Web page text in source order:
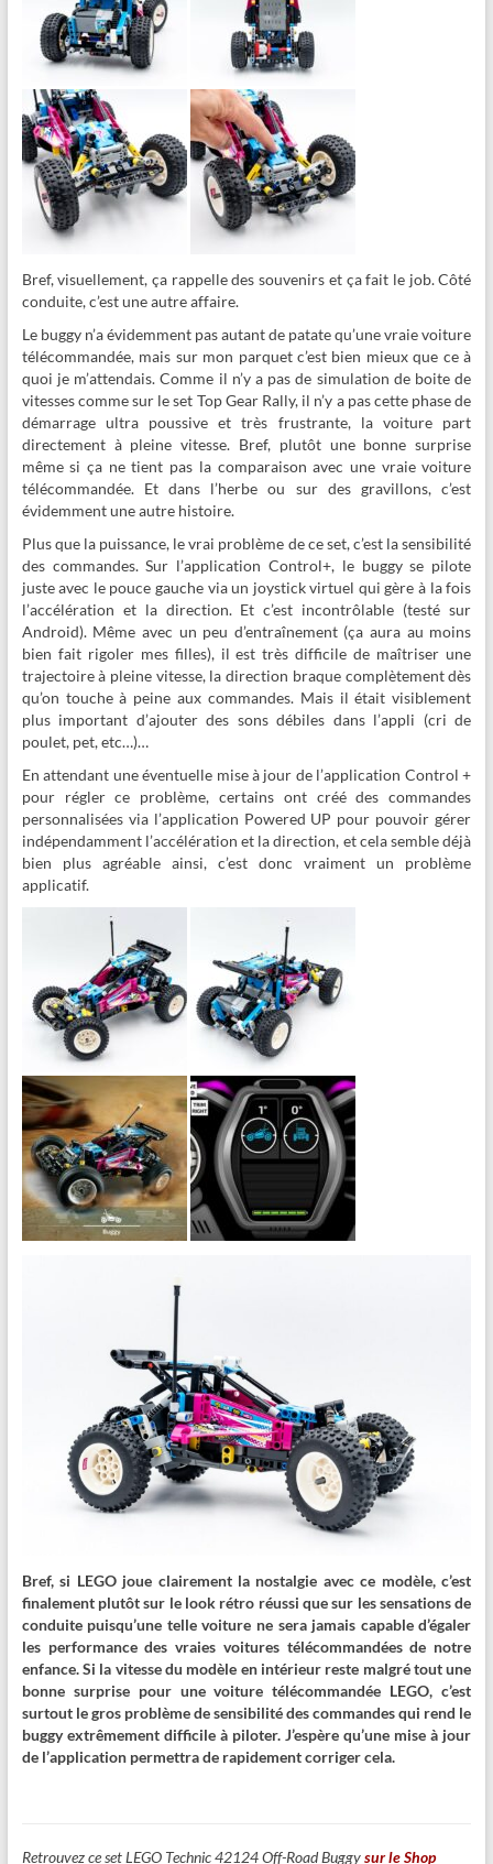
Bref, visuellement, ça rappelle des souvenirs et ça fait le job. Côté
conduite, c’est une autre affaire.
Le buggy n’a évidemment pas autant de patate qu’une vraie voiture
télécommandée, mais sur mon parquet c’est bien mieux que ce à
quoi je m’attendais. Comme il n’y a pas de simulation de boite de
vitesses comme sur le set Top Gear Rally, il n’y a pas cette phase de
démarrage ultra poussive et très frustrante, la voiture part
directement à pleine vitesse. Bref, plutôt une bonne surprise
même si ça ne tient pas la comparaison avec une vraie voiture
télécommandée. Et dans l’herbe ou sur des gravillons, c’est
évidemment une autre histoire.
Plus que la puissance, le vrai problème de ce set, c’est la sensibilité
des commandes. Sur l’application Control+, le buggy se pilote
juste avec le pouce gauche via un joystick virtuel qui gère à la fois
l’accélération et la direction. Et c’est incontrôlable (testé sur
Android). Même avec un peu d’entraînement (ça aura au moins
bien fait rigoler mes filles), il est très difficile de maîtriser une
trajectoire à pleine vitesse, la direction braque complètement dès
qu’on touche à peine aux commandes. Mais il était visiblement
plus important d’ajouter des sons débiles dans l’appli (cri de
poulet, pet, etc…)…
En attendant une éventuelle mise à jour de l’application Control +
pour régler ce problème, certains ont créé des commandes
personnalisées via l’application Powered UP pour pouvoir gérer
indépendamment l’accélération et la direction, et cela semble déjà
bien plus agréable ainsi, c’est donc vraiment un problème
applicatif.
Bref, si LEGO joue clairement la nostalgie avec ce modèle, c’est
finalement plutôt sur le look rétro réussi que sur les sensations de
conduite puisqu’une telle voiture ne sera jamais capable d’égaler
les performance des vraies voitures télécommandées de notre
enfance. Si la vitesse du modèle en intérieur reste malgré tout une
bonne surprise pour une voiture télécommandée LEGO, c’est
surtout le gros problème de sensibilité des commandes qui rend le
buggy extrêmement difficile à piloter. J’espère qu’une mise à jour
de l’application permettra de rapidement corriger cela.
Retrouvez ce set LEGO Technic 42124 Off-Road Buggysur le Shop